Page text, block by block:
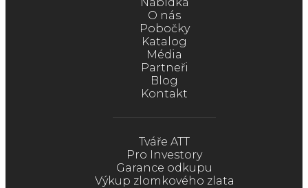
O nás
Pobočky
Katalog
Média
Partneři
Blog
Kontakt
Tváře ATT
Pro Investory
Garance odkupu
Výkup zlomkového zlata